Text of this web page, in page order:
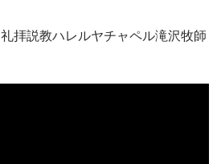
拝説教ハレルヤチャペル滝沢牧師